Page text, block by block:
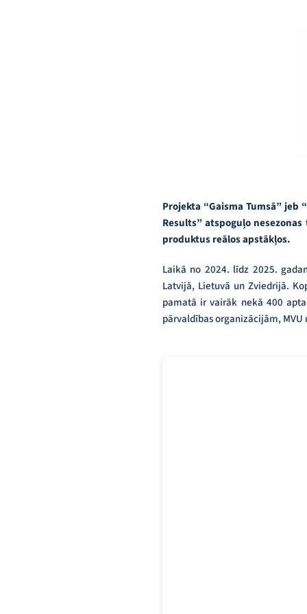
Projekta “Gaisma Tumsā”
Results” atspoguļo
produktus reālos apstākļos.
Laikā no 2024. līdz 2025.
Latvijā, Lietuvā un Zviedrijā.
pamatā ir vairāk nekā 400
pārvaldības organizācijām,